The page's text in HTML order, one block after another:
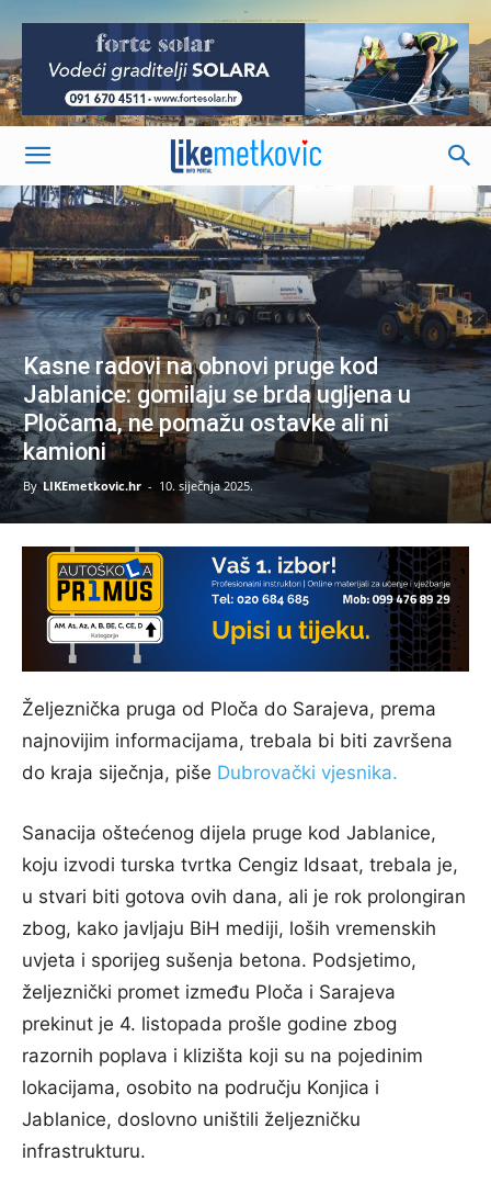
-
Kasne radovi na obnovi pruge kod
Jablanice: gomilaju se brda ugljena u
Pločama, ne pomažu ostavke ali ni
kamioni
By LIKEmetkovic.hr - 10. siječnja 2025.
Željeznička pruga od Ploča do Sarajeva, prema
najnovijim informacijama, trebala bi biti završena
do kraja siječnja, piše Dubrovački vjesnika.
Sanacija oštećenog dijela pruge kod Jablanice,
koju izvodi turska tvrtka Cengiz Idsaat, trebala je,
u stvari biti gotova ovih dana, ali je rok prolongiran
zbog, kako javljaju BiH mediji, loših vremenskih
uvjeta i sporijeg sušenja betona. Podsjetimo,
željeznički promet između Ploča i Sarajeva
prekinut je 4. listopada prošle godine zbog
razornih poplava i klizišta koji su na pojedinim
lokacijama, osobito na području Konjica i
Jablanice, doslovno uništili željezničku
infrastrukturu.